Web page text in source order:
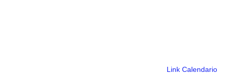
Link Calendario